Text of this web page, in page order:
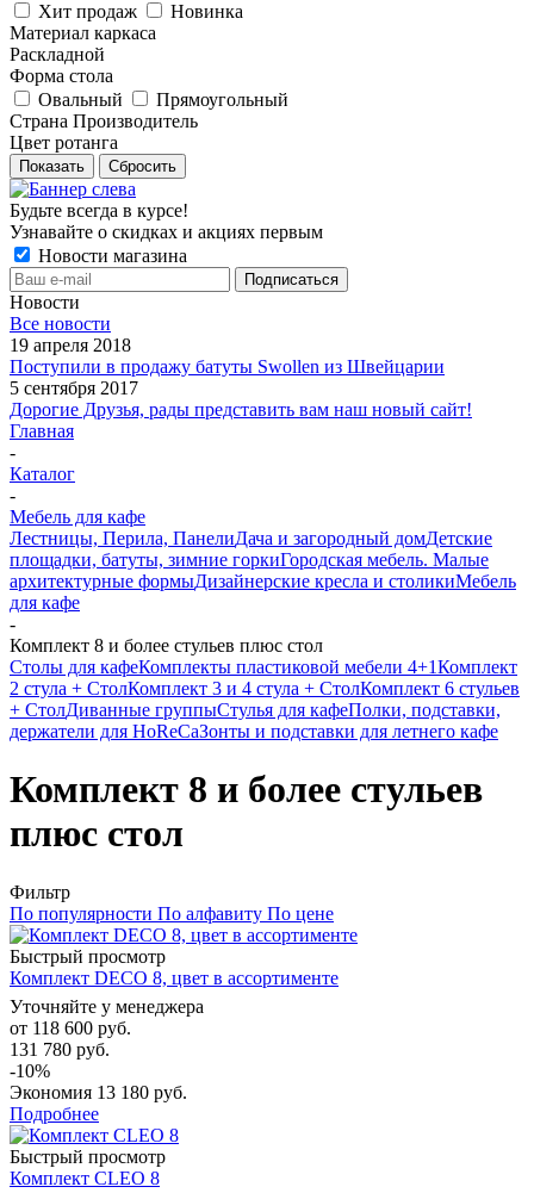
Хит продаж
Новинка
Материал каркаса
Раскладной
Форма стола
Овальный
Прямоугольный
Страна Производитель
Цвет ротанга
Показать Сбросить
Будьте всегда в курсе!
Узнавайте о скидках и акциях первым
Новости магазина
Новости
Все новости
19 апреля 2018
Поступили в продажу батуты Swollen из Швейцарии
5 сентября 2017
Дорогие Друзья, рады представить вам наш новый сайт!
Главная
-
Каталог
-
Мебель для кафе
Лестницы, Перила, ПанелиДача и загородный домДетские
площадки, батуты, зимние горкиГородская мебель. Малые
архитектурные формыДизайнерские кресла и столикиМебель
для кафе
-
Комплект 8 и более стульев плюс стол
Столы для кафеКомплекты пластиковой мебели 4+1Комплект
2 стула + СтолКомплект 3 и 4 стула + СтолКомплект 6 стульев
+ СтолДиванные группыСтулья для кафеПолки, подставки,
держатели для HoReCaЗонты и подставки для летнего кафе
Комплект 8 и более стульев
плюс стол
Фильтр
По популярности По алфавиту По цене
Быстрый просмотр
Комплект DECO 8, цвет в ассортименте
Уточняйте у менеджера
от 118 600 руб.
131 780 руб.
-10%
Экономия 13 180 руб.
Подробнее
Быстрый просмотр
Комплект CLEO 8